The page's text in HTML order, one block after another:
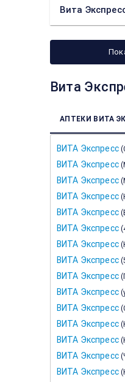
Вита
Вита
АПТЕКИ ВИТА
ВИТА Экспресс (
ВИТА Экспресс (
ВИТА Экспресс (
ВИТА Экспресс (
ВИТА Экспресс (
ВИТА Экспресс (
ВИТА Экспресс (
ВИТА Экспресс (
ВИТА Экспресс (
ВИТА Экспресс (
ВИТА Экспресс (
ВИТА Экспресс (
ВИТА Экспресс (
ВИТА Экспресс (
ВИТА Экспресс (